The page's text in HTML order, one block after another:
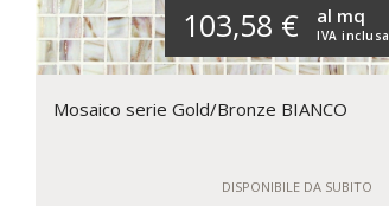
103,58 € IVA inclusa
al mq
Mosaico serie Gold/Bronze BIANCO
DISPONIBILE DA SUBITO